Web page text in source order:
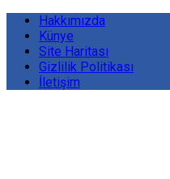
Hakkımızda
Künye
Site Haritası
Gizlilik Politikası
İletişim